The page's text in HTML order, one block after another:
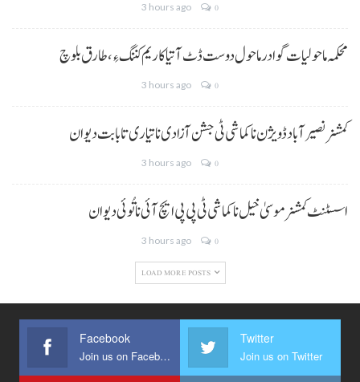
3 hours ago 0
محکمہ ماحولیات گوادر ماحول دوست ڈٹ آتیا کاریم کننگ ءِ، طارق بلوچ
3 hours ago 0
کمشنر نصیر آباد ڈویژن نا کماشی ٹی جشن آزادی نا تیاری تا بابت دیوان
3 hours ago 0
اسسٹنٹ کمشنر موسیٰ خیل نا کماشی ٹی پی پی ایچ آئی نا تُوئی دیوان
3 hours ago 0
LOAD MORE POSTS
Facebook
Join us on Facebook
Twitter
Join us on Twitter